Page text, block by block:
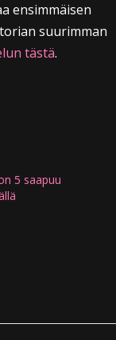
ensimmäisen
suurimman
tästä.
5 saapuu